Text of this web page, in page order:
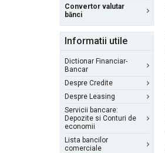
Convertor valutar
bănci
Informatii utile
Dictionar Financiar-
Bancar
Despre Credite
Despre Leasing
Servicii bancare:
Depozite si Conturi de
economii
Lista bancilor
comerciale